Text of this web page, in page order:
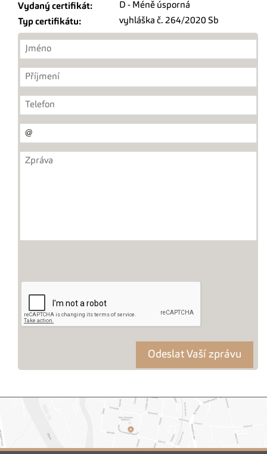
Vydaný certifikát:
D - Méně úsporná
Typ certifikátu:
vyhláška č. 264/2020 Sb